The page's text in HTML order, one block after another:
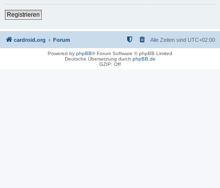
Registrieren
cardroid.org Forum Alle Zeiten sind UTC+02:00
Powered by phpBB® Forum Software © phpBB Limited
Deutsche Übersetzung durch phpBB.de
GZIP: Off